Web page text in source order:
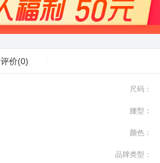
评价(0)
尺码：
腰型：
颜色：
品牌类型：